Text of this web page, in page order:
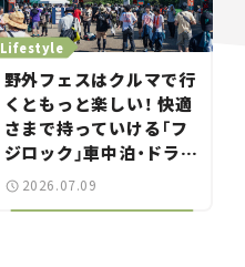
Lifestyle
野外フェスはクルマで行
くともっと楽しい！ 快適
さまで持っていける「フ
ジロック」車中泊・ドライ
ブガイド。
2026.07.09